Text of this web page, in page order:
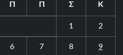
Π Π Σ Κ
1 2
6 7 8 9